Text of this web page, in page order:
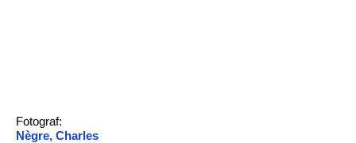
Fotograf:
Nègre, Charles